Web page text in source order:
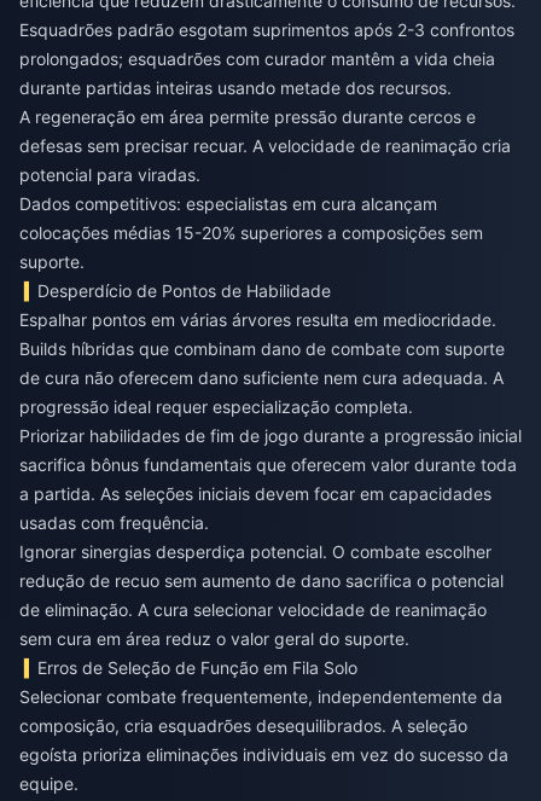
Esquadrões padrão esgotam suprimentos após 2-3 confrontos
prolongados; esquadrões com curador mantêm a vida cheia
durante partidas inteiras usando metade dos recursos.
A regeneração em área permite pressão durante cercos e
defesas sem precisar recuar. A velocidade de reanimação cria
potencial para viradas.
Dados competitivos: especialistas em cura alcançam
colocações médias 15-20% superiores a composições sem
suporte.
Desperdício de Pontos de Habilidade
Espalhar pontos em várias árvores resulta em mediocridade.
Builds híbridas que combinam dano de combate com suporte
de cura não oferecem dano suficiente nem cura adequada. A
progressão ideal requer especialização completa.
Priorizar habilidades de fim de jogo durante a progressão inicial
sacrifica bônus fundamentais que oferecem valor durante toda
a partida. As seleções iniciais devem focar em capacidades
usadas com frequência.
Ignorar sinergias desperdiça potencial. O combate escolher
redução de recuo sem aumento de dano sacrifica o potencial
de eliminação. A cura selecionar velocidade de reanimação
sem cura em área reduz o valor geral do suporte.
Erros de Seleção de Função em Fila Solo
Selecionar combate frequentemente, independentemente da
composição, cria esquadrões desequilibrados. A seleção
egoísta prioriza eliminações individuais em vez do sucesso da
equipe.